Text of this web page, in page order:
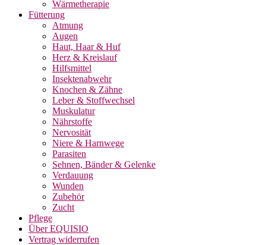
Wärmetherapie
Fütterung
Atmung
Augen
Haut, Haar & Huf
Herz & Kreislauf
Hilfsmittel
Insektenabwehr
Knochen & Zähne
Leber & Stoffwechsel
Muskulatur
Nährstoffe
Nervosität
Niere & Harnwege
Parasiten
Sehnen, Bänder & Gelenke
Verdauung
Wunden
Zubehör
Zucht
Pflege
Über EQUISIO
Vertrag widerrufen